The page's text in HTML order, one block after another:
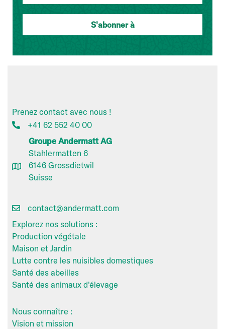
Prenez contact avec nous !
+41 62 552 40 00
Groupe Andermatt AG
Stahlermatten 6
6146 Grossdietwil
Suisse
contact@andermatt.com
Explorez nos solutions :
Production végétale
Maison et Jardin
Lutte contre les nuisibles domestiques
Santé des abeilles
Santé des animaux d'élevage
Nous connaître :
Vision et mission